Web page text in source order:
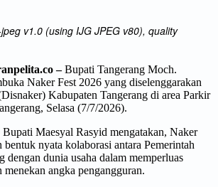
v1.0 (using IJG JPEG v80), quality
–Bupati Tangerang Moch.
Naker Fest 2026 yang diselenggarakan
Kabupaten Tangerang di area Parkir
Selasa (7/7/2026).
Maesyal Rasyid mengatakan, Naker
bentuk nyata kolaborasi antara Pemerintah
dengan dunia usaha dalam memperluas
menekan angka pengangguran.